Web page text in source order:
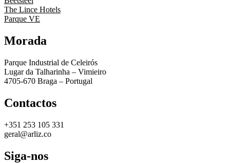
The Lince Hotels
Parque VE
Morada
Parque Industrial de Celeirós
Lugar da Talharinha – Vimieiro
4705-670 Braga – Portugal
Contactos
+351 253 105 331
geral@arliz.co
Siga-nos